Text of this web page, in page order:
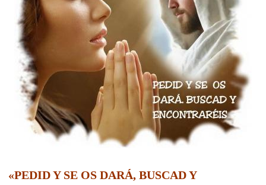
«PEDID Y SE OS DARÁ, BUSCAD Y